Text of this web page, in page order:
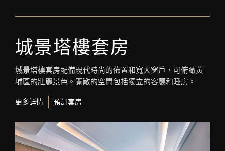
城景塔樓套房
城景塔樓套房配備現代時尚的佈置和寬大窗戶，可俯瞰黃
埔區的壯麗景色。寬敞的空間包括獨立的客廳和睡房。
更多詳情 預訂套房